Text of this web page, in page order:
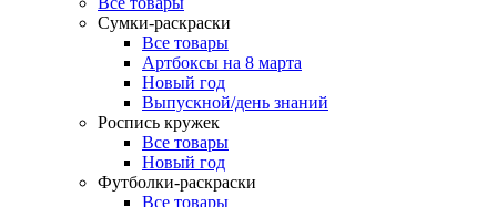
Сумки-раскраски
Все товары
Артбоксы на 8 марта
Новый год
Выпускной/день знаний
Роспись кружек
Все товары
Новый год
Футболки-раскраски
Все товары